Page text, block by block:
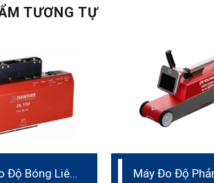
TƯƠNG TỰ
Độ Bóng Liên
Máy Đo Độ